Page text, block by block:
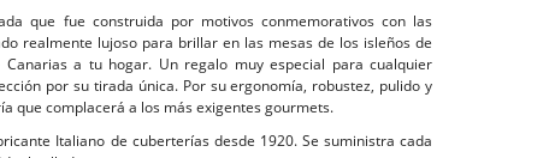
que fue construida por motivos conmemorativos con las
realmente lujoso para brillar en las mesas de los isleños de
a tu hogar. Un regalo muy especial para cualquier
por su tirada única. Por su ergonomía, robustez, pulido y
que complacerá a los más exigentes gourmets.
Italiano de cuberterías desde 1920. Se suministra cada